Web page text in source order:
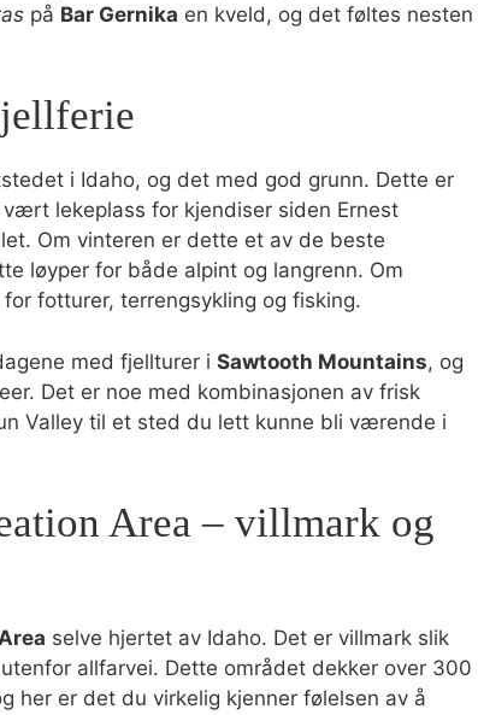
på Bar Gernika en kveld, og det føltes nesten
i Idaho, og det med god grunn. Dette er
lekeplass for kjendiser siden Ernest
Om vinteren er dette et av de beste
løyper for både alpint og langrenn. Om
fotturer, terrengsykling og fisking.
med fjellturer i Sawtooth Mountains, og
Det er noe med kombinasjonen av frisk
Valley til et sted du lett kunne bli værende i
Area – villmark og
selve hjertet av Idaho. Det er villmark slik
allfarvei. Dette området dekker over 300
her er det du virkelig kjenner følelsen av å